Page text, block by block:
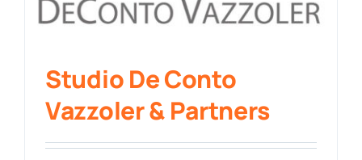
Studio De Conto
Vazzoler & Partners